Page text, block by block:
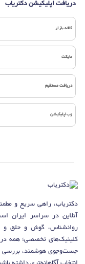
دریافت اپلیکیشن دکتریاب
کافه بازار
مایکت
دریافت مستقیم
وب‌اپلیکیشن
دکتریاب، راهی سریع و
آنلاین در سراسر ایران
روانشناس، گوش و حلق و
کلینیک‌های تخصصی؛ همه در
جست‌وجوی هوشمند، بررسی